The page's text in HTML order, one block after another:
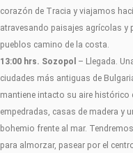
corazón de Tracia y viajamos
atravesando paisajes agrícolas y
pueblos camino de la costa.
13:00 hrs. Sozopol – Llegada.
ciudades más antiguas de
mantiene intacto su aire histórico
empedradas, casas de madera y
bohemio frente al mar.
para almorzar, pasear por el